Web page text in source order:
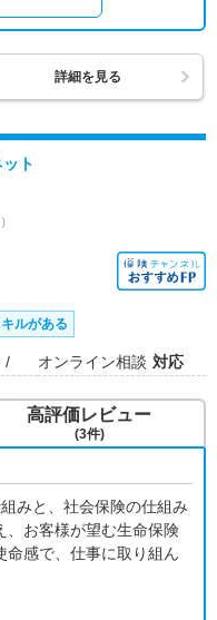
詳細を見る
ト
ルがある
オンライン相談 対応
みと、社会保険の仕組み
、お客様が望む生命保険
命感で、仕事に取り組ん
高評価レビュー
(3件)